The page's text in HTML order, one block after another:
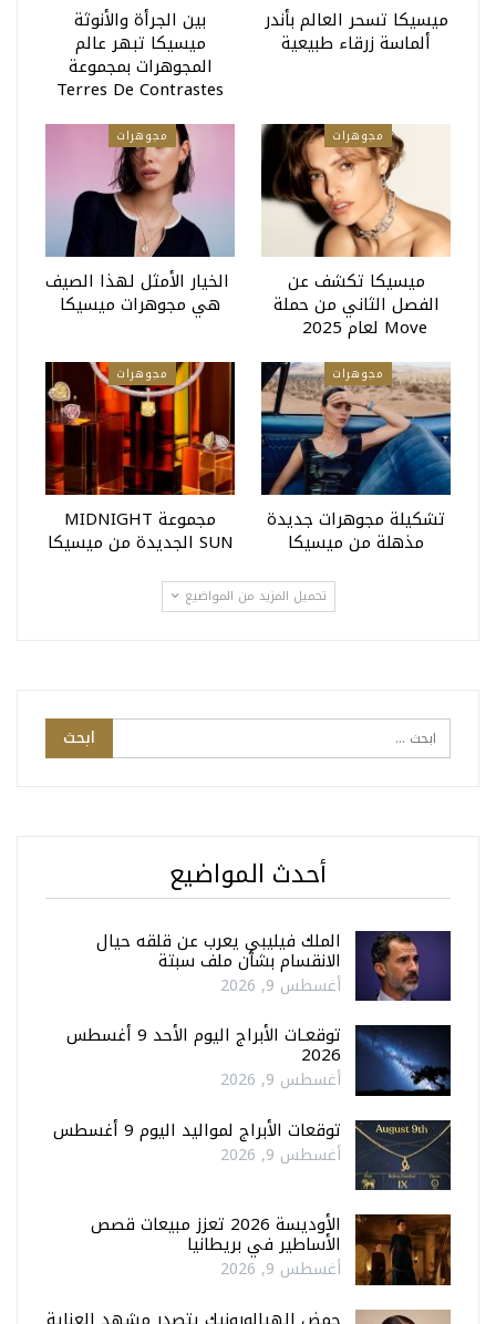
ميسيكا تسحر العالم بأندر
ألماسة زرقاء طبيعية
بين الجرأة والأنوثة
ميسيكا تبهر عالم
المجوهرات بمجموعة
Terres De Contrastes
مجوهرات
ميسيكا تكشف عن
الفصل الثاني من حملة
Move لعام 2025
مجوهرات
الخيار الأمثل لهذا الصيف
هي مجوهرات ميسيكا
مجوهرات
تشكيلة مجوهرات جديدة
مذهلة من ميسيكا
مجوهرات
مجموعة MIDNIGHT
SUN الجديدة من ميسيكا
تحميل المزيد من المواضيع
أحدث المواضيع
الملك فيليبي يعرب عن قلقه حيال
الانقسام بشأن ملف سبتة
أغسطس 9, 2026
توقعـات الأبراج اليوم الأحد 9 أغسطس
2026
أغسطس 9, 2026
توقعات الأبراج لمواليد اليوم 9 أغسطس
أغسطس 9, 2026
الأوديسة 2026 تعزز مبيعات قصص
الأساطير في بريطانيا
أغسطس 9, 2026